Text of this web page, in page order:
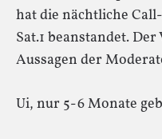
hat die nächtliche
Sat.1 beanstandet.
Aussagen der
Ui, nur 5-6 Monate